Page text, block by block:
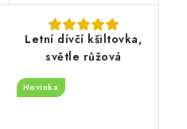
Letní dívčí kšiltovka,
světle růžová
Novinka